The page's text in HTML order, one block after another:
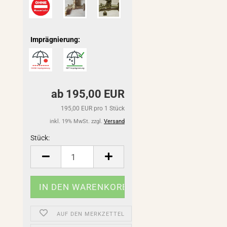
Imprägnierung:
ab 195,00 EUR
195,00 EUR pro 1 Stück
inkl. 19% MwSt. zzgl. Versand
Stück:
Stück
AUF DEN MERKZETTEL